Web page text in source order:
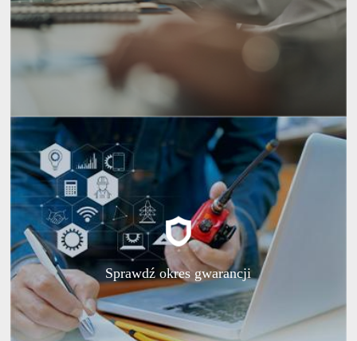
Sprawdź okres gwarancji